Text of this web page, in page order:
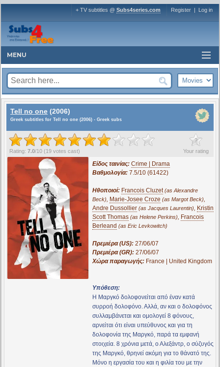
+ TV subtitles @ Subs4series.com Register | Log in
MENU
Tell no one (2006)
Greek subtitles for Tell no one (2006) - Greek subs
?
Your rating
Rating: 7.0/10 (19 votes cast)
Είδος ταινίας: Crime | Drama
Βαθμολογία: 7.5/10 (61422)
Ηθοποιοί: Francois Cluzet (as Alexandre
Beck), Marie-Josee Croze (as Margot Beck),
Andre Dussollier (as Jacques Laurentin), Kristin
Scott Thomas (as Helene Perkins), Francois
Berleand (as Eric Levkowitch)
Πρεμιέρα (US): 27/06/07
Πρεμιέρα (GR): 27/06/07
Χώρα παραγωγής: France | United Kingdom
Υπόθεση:
Η Μαργκό δολοφονείται από έναν κατά
συρροή δολοφόνο. Αλλά, αν και ο δολοφόνος
συλλαμβάνεται και ομολογεί 8 φόνους,
αρνείται ότι είναι υπεύθυνος και για τη
δολοφονία της Μαργκό, παρά τα εμφανή
στοιχεία. 8 χρόνια μετά, ο Αλεξάντρ, ο σύζυγός
της Μαργκό, θρηνεί ακόμη για το θάνατό της.
Μόνο η εργασία του και η φιλία του με την